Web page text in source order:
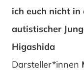
ich euch nicht in
autistischer
Higashida
Darsteller*innen